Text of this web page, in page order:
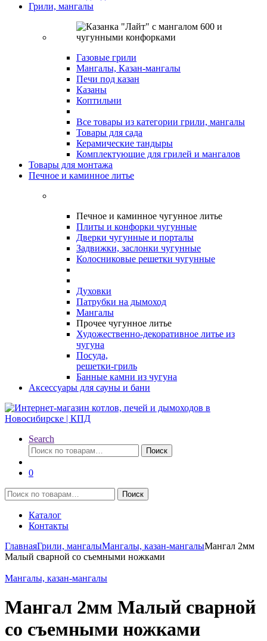
Грили, мангалы
Газовые грили
Мангалы, Казан-мангалы
Печи под казан
Казаны
Коптильни
Все товары из категории грили, мангалы
Товары для сада
Керамические тандыры
Комплектующие для грилей и мангалов
Товары для монтажа
Печное и каминное литье
Печное и каминное чугунное литье
Плиты и конфорки чугунные
Дверки чугунные и порталы
Задвижки, заслонки чугунные
Колосниковые решетки чугунные
Духовки
Патрубки на дымоход
Мангалы
Прочее чугунное литье
Художественно-декоративное литье из
чугуна
Посуда,
решетки-гриль
Банные камни из чугуна
Аксессуары для сауны и бани
Search
Искать:
Поиск
0
Искать:
Поиск
Каталог
Контакты
ГлавнаяГрили, мангалыМангалы, казан-мангалыМангал 2мм
Малый сварной со съемными ножками
Мангалы, казан-мангалы
Мангал 2мм Малый сварной
со съемными ножками